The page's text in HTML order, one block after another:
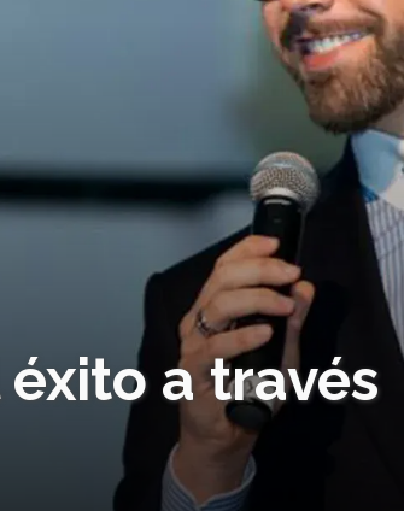
a través